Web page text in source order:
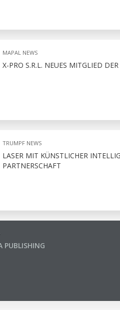
MAPAL NEWS
X-PRO S.R.L. NEUES MITGLIED
TRUMPF NEWS
LASER MIT KÜNSTLICHER
PARTNERSCHAFT
PUBLISHING